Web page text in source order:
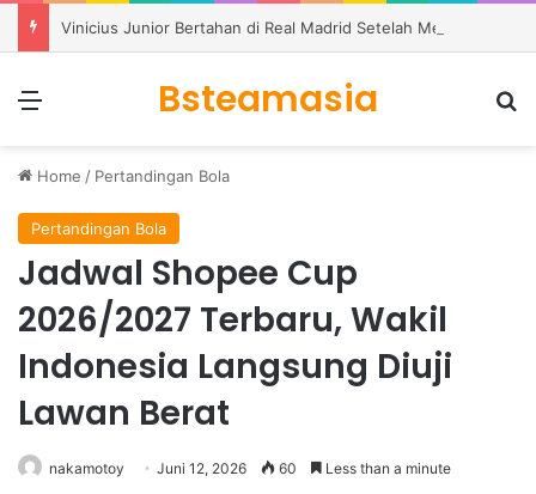
Bsteamasia
Home / Pertandingan Bola
Pertandingan Bola
Jadwal Shopee Cup
2026/2027 Terbaru, Wakil
Indonesia Langsung Diuji
Lawan Berat
nakamotoy Juni 12, 2026 60 Less than a minute